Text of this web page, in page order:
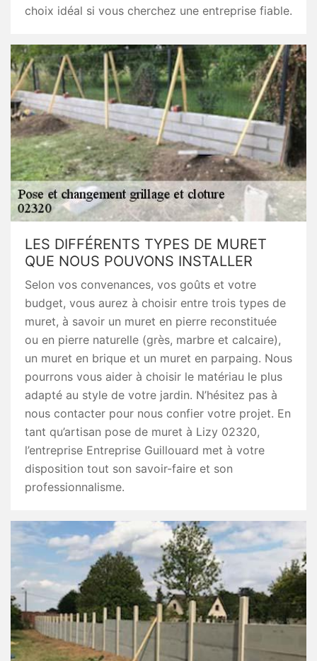
choix idéal si vous cherchez une entreprise fiable.
LES DIFFÉRENTS TYPES DE MURET
QUE NOUS POUVONS INSTALLER
Selon vos convenances, vos goûts et votre
budget, vous aurez à choisir entre trois types de
muret, à savoir un muret en pierre reconstituée
ou en pierre naturelle (grès, marbre et calcaire),
un muret en brique et un muret en parpaing. Nous
pourrons vous aider à choisir le matériau le plus
adapté au style de votre jardin. N’hésitez pas à
nous contacter pour nous confier votre projet. En
tant qu’artisan pose de muret à Lizy 02320,
l’entreprise Entreprise Guillouard met à votre
disposition tout son savoir-faire et son
professionnalisme.